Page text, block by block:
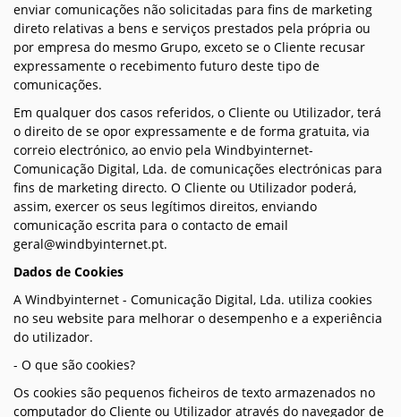
enviar comunicações não solicitadas para fins de marketing
direto relativas a bens e serviços prestados pela própria ou
por empresa do mesmo Grupo, exceto se o Cliente recusar
expressamente o recebimento futuro deste tipo de
comunicações.
Em qualquer dos casos referidos, o Cliente ou Utilizador, terá
o direito de se opor expressamente e de forma gratuita, via
correio electrónico, ao envio pela Windbyinternet-
Comunicação Digital, Lda. de comunicações electrónicas para
fins de marketing directo. O Cliente ou Utilizador poderá,
assim, exercer os seus legítimos direitos, enviando
comunicação escrita para o contacto de email
geral@windbyinternet.pt.
Dados de Cookies
A Windbyinternet - Comunicação Digital, Lda. utiliza cookies
no seu website para melhorar o desempenho e a experiência
do utilizador.
- O que são cookies?
Os cookies são pequenos ficheiros de texto armazenados no
computador do Cliente ou Utilizador através do navegador de